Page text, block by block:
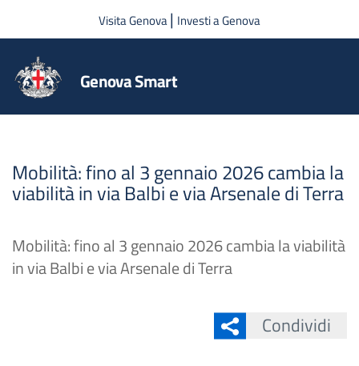
Salta al contenuto principale
Visita Genova| Investi a Genova
Genova Smart
Mobilità: fino al 3 gennaio 2026 cambia la
viabilità in via Balbi e via Arsenale di Terra
Mobilità: fino al 3 gennaio 2026 cambia la viabilità
in via Balbi e via Arsenale di Terra
Condividi